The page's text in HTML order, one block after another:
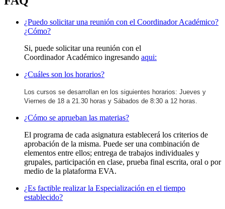
¿Puedo solicitar una reunión con el Coordinador Académico?
¿Cómo?
Si, puede solicitar una reunión con el
Coordinador Académico ingresando aqui:
¿Cuáles son los horarios?
Los cursos se desarrollan en los siguientes horarios: Jueves y
Viernes de 18 a 21.30 horas y Sábados de 8:30 a 12 horas.
¿Cómo se aprueban las materias?
El programa de cada asignatura establecerá los criterios de
aprobación de la misma. Puede ser una combinación de
elementos entre ellos; entrega de trabajos individuales y
grupales, participación en clase, prueba final escrita, oral o por
medio de la plataforma EVA.
¿Es factible realizar la Especialización en el tiempo
establecido?